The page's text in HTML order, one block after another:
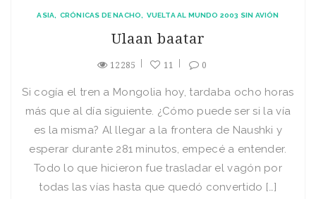
ASIA CRÓNICAS DE NACHO VUELTA AL MUNDO 2003 SIN AVIÓN
Ulaan baatar
12285 11 0
Si cogí­a el tren a Mongolia hoy, tardaba ocho horas
más que al dí­a siguiente. ¿Cómo puede ser si la ví­a
es la misma? Al llegar a la frontera de Naushki y
esperar durante 281 minutos, empecé a entender.
Todo lo que hicieron fue trasladar el vagón por
todas las ví­as hasta que quedó convertido […]